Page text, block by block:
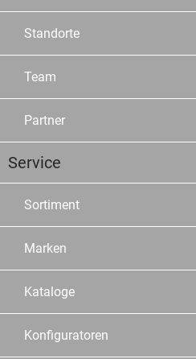
Standorte
Team
Partner
Service
Sortiment
Marken
Kataloge
Konfiguratoren